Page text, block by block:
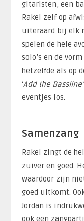
gitaristen, een
Rakei zelf op
uiteraard bij elk
spelen de hele
solo’s en de
hetzelfde als op
‘Add the Bassline’
eventjes los.
Samenzang
Rakei zingt de
zuiver en goed.
waardoor zijn
goed uitkomt.
Jordan is
ook een